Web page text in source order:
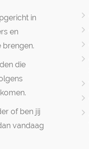
in
en
die
of ben jij
vandaag